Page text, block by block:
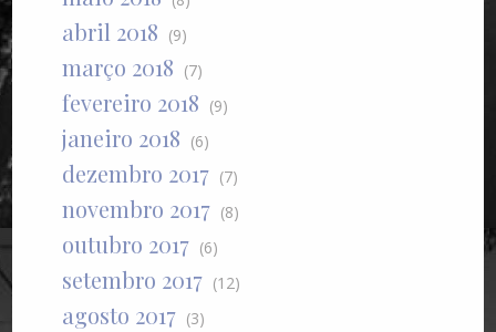
abril 2018 (9)
março 2018 (7)
fevereiro 2018 (9)
janeiro 2018 (6)
dezembro 2017 (7)
novembro 2017 (8)
outubro 2017 (6)
setembro 2017 (12)
agosto 2017 (3)